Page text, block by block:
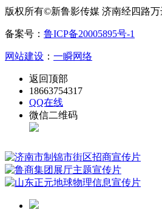
版权所有©新鲁影传媒 济南经四路
备案号： 鲁ICP备20005895号-1
网站建设 ： 一瞬网络
返回顶部
18663754317
QQ在线
微信二维码